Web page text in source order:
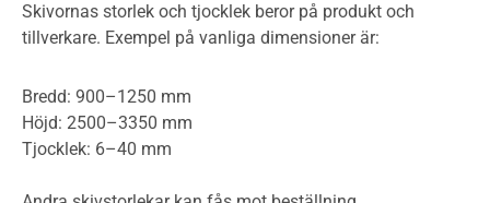
Skivornas storlek och tjocklek beror på produkt och
tillverkare. Exempel på vanliga dimensioner är:
Bredd: 900–1250 mm
Höjd: 2500–3350 mm
Tjocklek: 6–40 mm